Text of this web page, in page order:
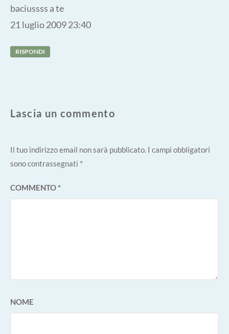
baciussss a te
21 luglio 2009 23:40
RISPONDI
Lascia un commento
Il tuo indirizzo email non sarà pubblicato. I campi obbligatori
sono contrassegnati *
COMMENTO*
NOME